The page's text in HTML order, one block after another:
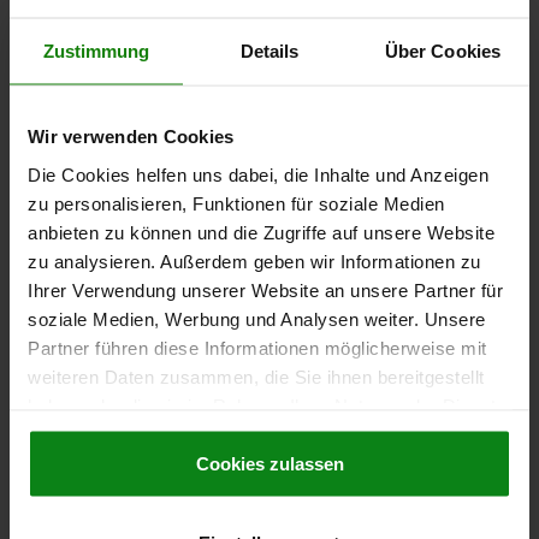
Zustimmung Details Über Cookies
Wir verwenden Cookies
Die Cookies helfen uns dabei, die Inhalte und Anzeigen
zu personalisieren, Funktionen für soziale Medien
anbieten zu können und die Zugriffe auf unsere Website
zu analysieren. Außerdem geben wir Informationen zu
Ihrer Verwendung unserer Website an unsere Partner für
soziale Medien, Werbung und Analysen weiter. Unsere
Partner führen diese Informationen möglicherweise mit
weiteren Daten zusammen, die Sie ihnen bereitgestellt
gesammelt haben.Cookie Richtlinien
Datenschutz|AGB
Cookies zulassen
STOP FOR ROBUST SIDE CLAMPS, B1=38,
H1=56
H3=40 L=211 L1=95
Order number:04500-01-38
€321.00
plus sales tax
plus shipping costs
DETAILS
DETAILS